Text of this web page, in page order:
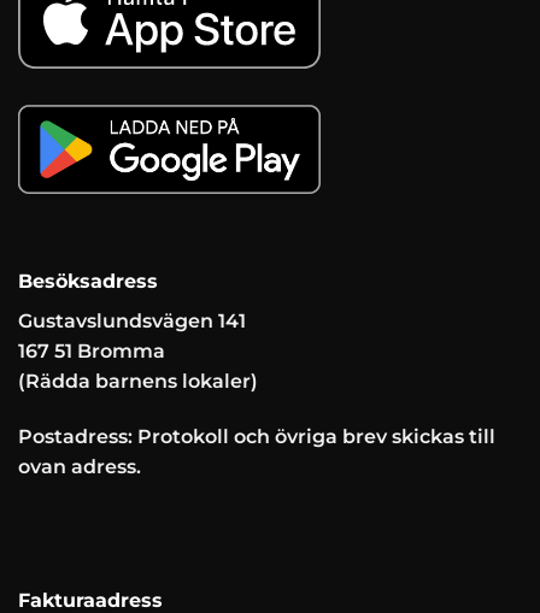
Besöksadress
Gustavslundsvägen 141
167 51 Bromma
(Rädda barnens lokaler)
Postadress: Protokoll och övriga brev skickas till
ovan adress.
Fakturaadress